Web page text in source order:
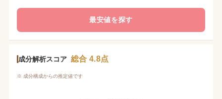
最安値を探す
成分解析スコア 総合 4.8点
※ 成分構成からの推定値です